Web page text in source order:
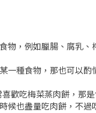
物，例如臘腸、腐乳、
一種食物，那也可以酌
歡吃梅菜蒸肉餅，那
候也盡量吃肉餅，不過